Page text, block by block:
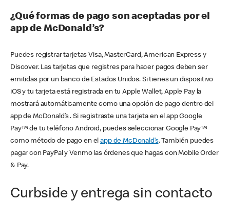
¿Qué formas de pago son aceptadas por el
app de McDonald’s?
Puedes registrar tarjetas Visa, MasterCard, American Express y
Discover. Las tarjetas que registres para hacer pagos deben ser
emitidas por un banco de Estados Unidos. Si tienes un dispositivo
iOS y tu tarjeta está registrada en tu Apple Wallet, Apple Pay la
mostrará automáticamente como una opción de pago dentro del
app de McDonald’s . Si registraste una tarjeta en el app Google
Pay™ de tu teléfono Android, puedes seleccionar Google Pay™
como método de pago en elapp de McDonald’s. También puedes
pagar con PayPal y Venmo las órdenes que hagas con Mobile Order
& Pay.
Curbside y entrega sin contacto